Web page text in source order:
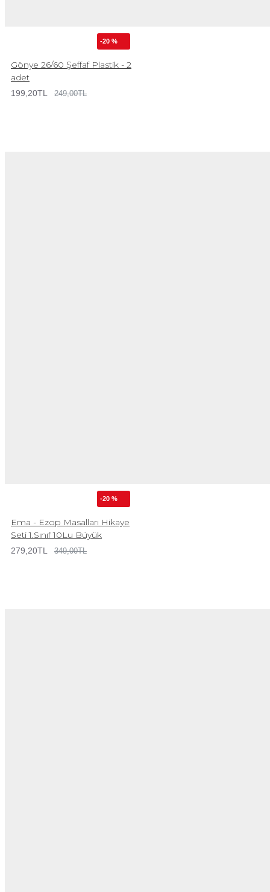
-20 %
Gönye 26/60 Şeffaf Plastik - 2
adet
199,20TL 249,00TL
-20 %
Ema - Ezop Masalları Hikaye
Seti 1.Sınıf 10Lu Büyük
279,20TL 349,00TL